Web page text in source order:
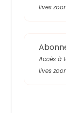
lives
Accès à
lives